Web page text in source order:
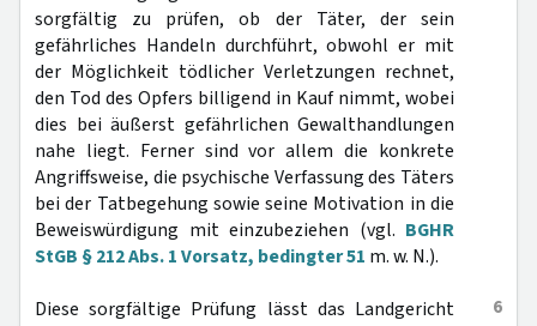
sorgfältig zu prüfen, ob der Täter, der sein
gefährliches Handeln durchführt, obwohl er mit
der Möglichkeit tödlicher Verletzungen rechnet,
den Tod des Opfers billigend in Kauf nimmt, wobei
dies bei äußerst gefährlichen Gewalthandlungen
nahe liegt. Ferner sind vor allem die konkrete
Angriffsweise, die psychische Verfassung des Täters
bei der Tatbegehung sowie seine Motivation in die
Beweiswürdigung mit einzubeziehen (vgl. BGHR
StGB § 212 Abs. 1 Vorsatz, bedingter 51 m. w. N.).
6
Diese sorgfältige Prüfung lässt das Landgericht